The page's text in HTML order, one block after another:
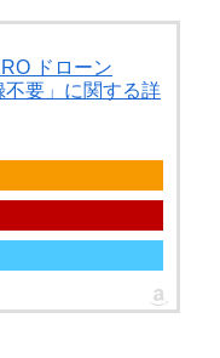
ドローン
要」に関する詳